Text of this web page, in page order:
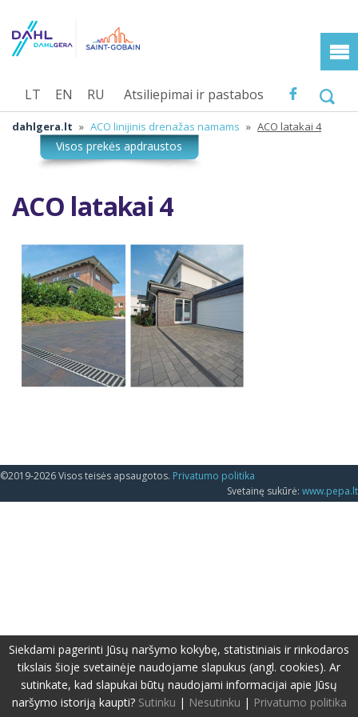
Atsiliepimai ir pastabos
LT EN RU
dahlgera.lt » ACO linijinis drenažas namams » ACO latakai 4
ACO latakai 4
©2019-2026 Visos teisės apsaugotos. Privatumo politika
Svetainę sukūrė: www.pepa.lt
Siekdami pagerinti Jūsų naršymo kokybę, statistiniais ir rinkodaros
tikslais šioje svetainėje naudojame slapukus (angl. cookies). Ar
sutinkate, kad slapukai būtų naudojami informacijai apie Jūsų
naršymo istoriją kaupti? Sutinku | Nesutinku | Privatumo politika